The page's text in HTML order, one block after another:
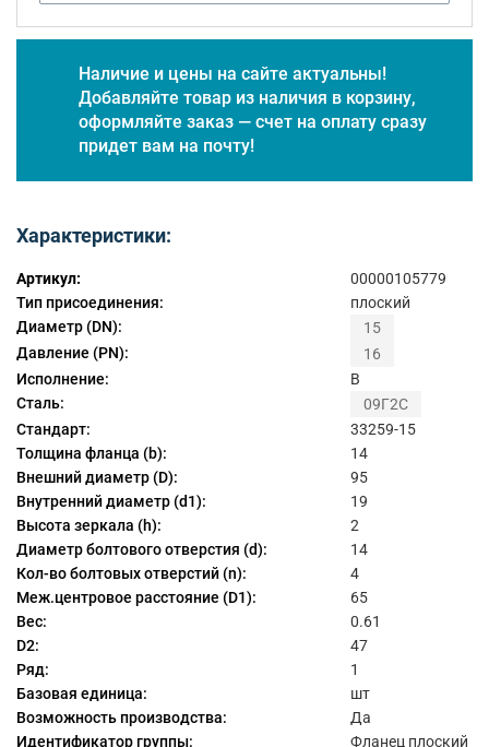
Наличие и цены на сайте актуальны!
Добавляйте товар из наличия в корзину,
оформляйте заказ — счет на оплату сразу
придет вам на почту!
Характеристики:
Артикул:
00000105779
Тип присоединения:
плоский
Диаметр (DN):
15
Давление (PN):
16
Исполнение:
B
Сталь:
09Г2С
Стандарт:
33259-15
Толщина фланца (b):
14
Внешний диаметр (D):
95
Внутренний диаметр (d1):
19
Высота зеркала (h):
2
Диаметр болтового отверстия (d):
14
Кол-во болтовых отверстий (n):
4
Меж.центровое расстояние (D1):
65
Вес:
0.61
D2:
47
Ряд:
1
Базовая единица:
шт
Возможность производства:
Да
Идентификатор группы:
Фланец плоский